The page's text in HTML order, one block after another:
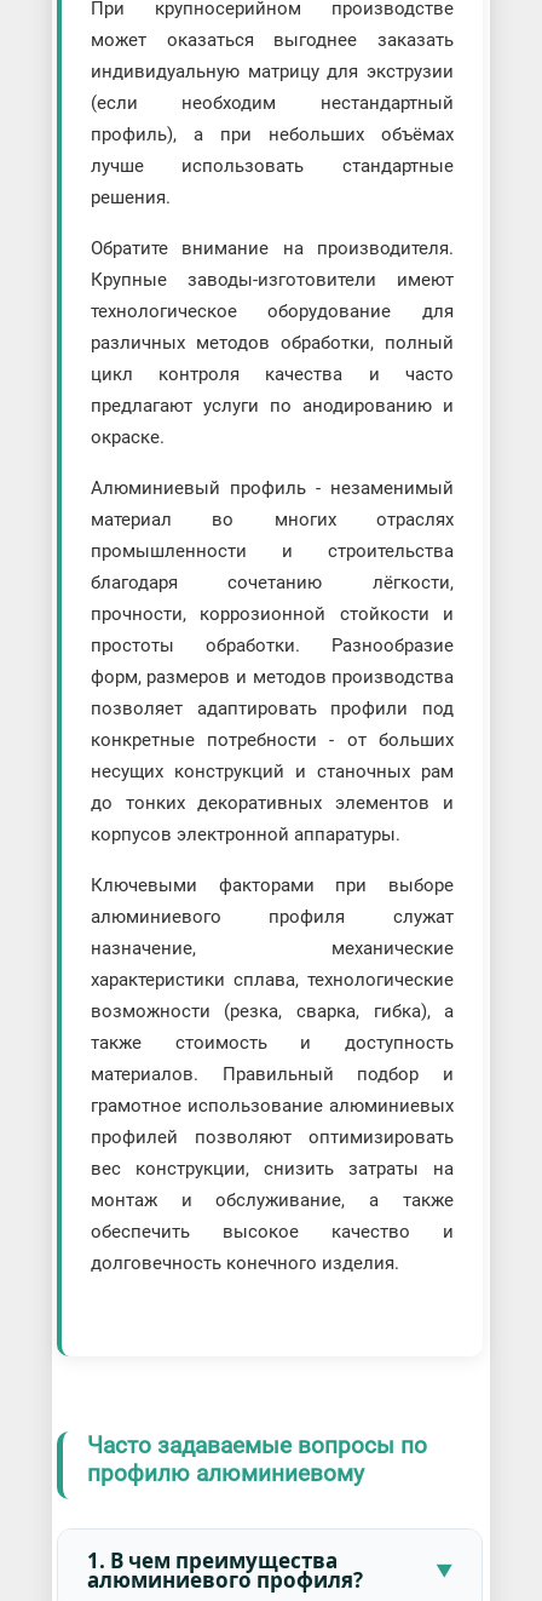
При крупносерийном производстве
может оказаться выгоднее заказать
индивидуальную матрицу для экструзии
(если необходим нестандартный
профиль), а при небольших объёмах
лучше использовать стандартные
решения.
Обратите внимание на производителя.
Крупные заводы-изготовители имеют
технологическое оборудование для
различных методов обработки, полный
цикл контроля качества и часто
предлагают услуги по анодированию и
окраске.
Алюминиевый профиль - незаменимый
материал во многих отраслях
промышленности и строительства
благодаря сочетанию лёгкости,
прочности, коррозионной стойкости и
простоты обработки. Разнообразие
форм, размеров и методов производства
позволяет адаптировать профили под
конкретные потребности - от больших
несущих конструкций и станочных рам
до тонких декоративных элементов и
корпусов электронной аппаратуры.
Ключевыми факторами при выборе
алюминиевого профиля служат
назначение, механические
характеристики сплава, технологические
возможности (резка, сварка, гибка), а
также стоимость и доступность
материалов. Правильный подбор и
грамотное использование алюминиевых
профилей позволяют оптимизировать
вес конструкции, снизить затраты на
монтаж и обслуживание, а также
обеспечить высокое качество и
долговечность конечного изделия.
Часто задаваемые вопросы по
профилю алюминиевому
1. В чем преимущества
алюминиевого профиля?